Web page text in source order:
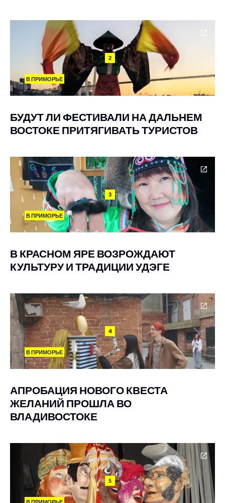
2
В ПРИМОРЬЕ
БУДУТ ЛИ ФЕСТИВАЛИ НА ДАЛЬНЕМ
ВОСТОКЕ ПРИТЯГИВАТЬ ТУРИСТОВ
3
В ПРИМОРЬЕ
В КРАСНОМ ЯРЕ ВОЗРОЖДАЮТ
КУЛЬТУРУ И ТРАДИЦИИ УДЭГЕ
4
В ПРИМОРЬЕ
АПРОБАЦИЯ НОВОГО КВЕСТА
ЖЕЛАНИЙ ПРОШЛА ВО
ВЛАДИВОСТОКЕ
5